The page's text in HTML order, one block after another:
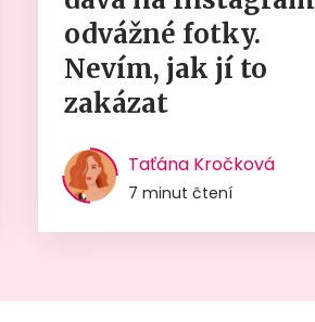
odvážné fotky.
Nevím, jak jí to
zakázat
Taťána Kročková
7 minut čtení